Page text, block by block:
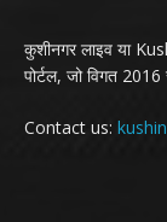
कुशीनगर लाइव या
पोर्टल, जो विगत
Contact us: